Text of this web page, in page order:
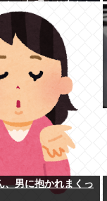
ん勝ち”になっ...
、男に抱かれまくっ